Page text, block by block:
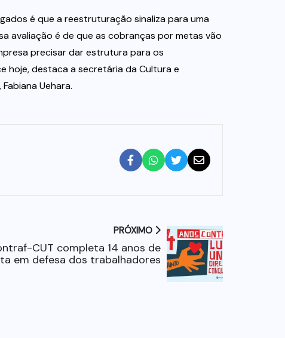
é que a reestruturação sinaliza para uma
avaliação é de que as cobranças por metas vão
precisar dar estrutura para os
destaca a secretária da Cultura e
Uehara.
PRÓXIMO
CUT completa 14 anos de
em defesa dos trabalhadores